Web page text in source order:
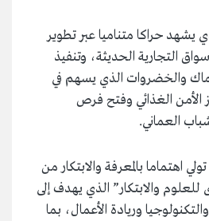
يشهد حراكا متناميا عبر تطوير
التجارية الحديثة، وتنفيذ
والخضروات الذي يسهم في
الغذائي وفتح فرص
العماني.
اهتماما بالمعرفة والابتكار من
والابتكار” الذي يهدف إلى
وريادة الأعمال، بما